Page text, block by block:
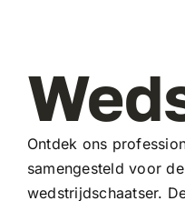
Ontdek ons
samengesteld voor
wedstrijdschaatser.